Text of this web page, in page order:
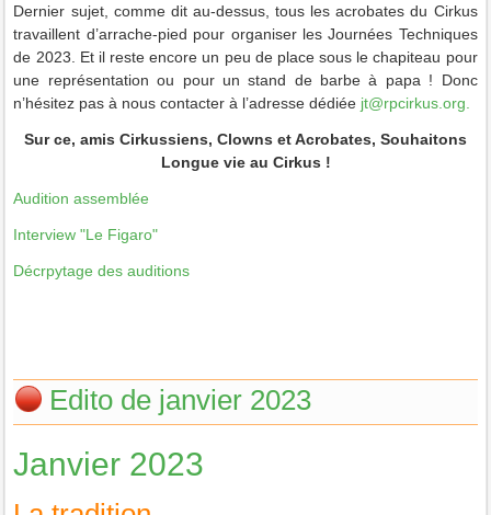
Dernier sujet, comme dit au-dessus, tous les acrobates du Cirkus
travaillent d’arrache-pied pour organiser les Journées Techniques
de 2023. Et il reste encore un peu de place sous le chapiteau pour
une représentation ou pour un stand de barbe à papa ! Donc
n’hésitez pas à nous contacter à l’adresse dédiée jt@rpcirkus.org
Sur ce, amis Cirkussiens, Clowns et Acrobates, Souhaitons
Longue vie au Cirkus !
Audition assemblée
Interview "Le Figaro"
Décrpytage des auditions
Edito de janvier 2023
Janvier 2023